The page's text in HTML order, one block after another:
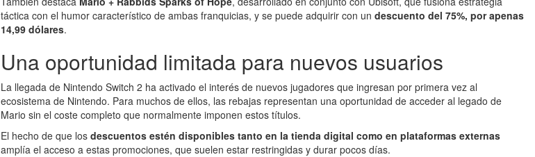
táctica con el humor característico de ambas franquicias, y se puede adquirir con un descuento del 75%, por apenas
14,99 dólares.
Una oportunidad limitada para nuevos usuarios
La llegada de Nintendo Switch 2 ha activado el interés de nuevos jugadores que ingresan por primera vez al
ecosistema de Nintendo. Para muchos de ellos, las rebajas representan una oportunidad de acceder al legado de
Mario sin el coste completo que normalmente imponen estos títulos.
El hecho de que los descuentos estén disponibles tanto en la tienda digital como en plataformas externas
amplía el acceso a estas promociones, que suelen estar restringidas y durar pocos días.